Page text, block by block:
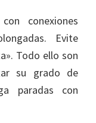
conexiones
Evite
Todo ello son
su grado de
paradas con